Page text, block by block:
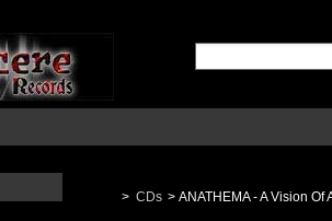
> CDs > ANATHEMA - A Vision